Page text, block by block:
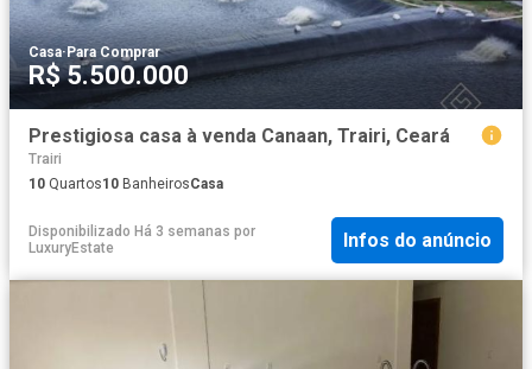
Casa· Para Comprar
R$ 5.500.000
Prestigiosa casa à venda Canaan, Trairi, Ceará
Trairi
10 Quartos10 BanheirosCasa
Disponibilizado Há 3 semanas por
LuxuryEstate
Infos do anúncio